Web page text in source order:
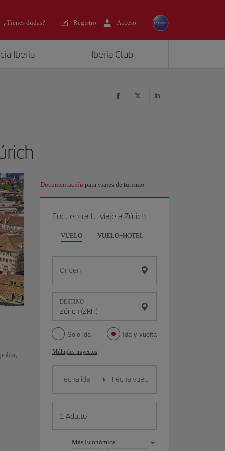
¿Tienes dudas? Registro Acceso
Iberia Iberia Club
Documentación para viajes de turismo
Encuentra tu viaje a Zúrich
VUELO VUELO+HOTEL
Origen
DESTINO
Solo ida Ida y vuelta
Múltiples trayectos
Más Económica